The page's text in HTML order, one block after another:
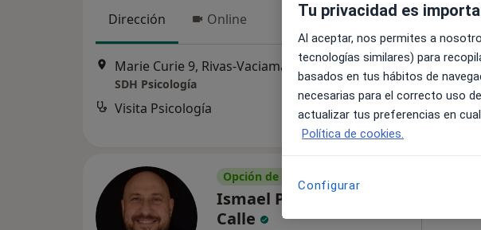
Dirección Online
Marie Curie 9, Rivas-Vaciamadrid•Mapa
SDH Psicología
Visita Psicología 50 €
Opción de pago online
Ismael Pulido de la
Calle
Tu privacidad es
Al aceptar, nos permites a
tecnologías similares) para
basados en tus hábitos de
necesarias para el correcto uso
actualizar tus preferencias en
Política de cookies.
Configurar